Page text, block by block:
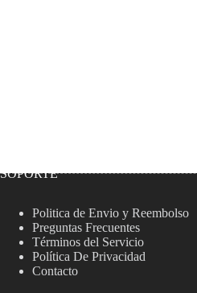
SOPORTE
Politica de Envio y Reembolso
Preguntas Frecuentes
Términos del Servicio
Política De Privacidad
Contacto